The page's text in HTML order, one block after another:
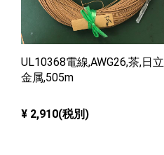
UL10368電線,AWG26,茶,日立
金属,505m
¥ 2,910(税別)